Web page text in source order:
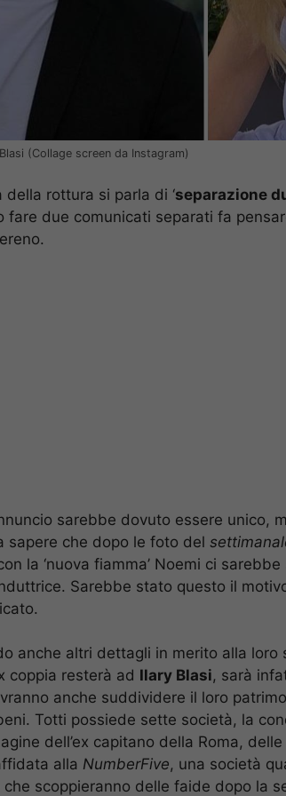
(Collage screen da Instagram)
della rottura si parla di ‘separazione
fare due comunicati separati fa
sarebbe dovuto essere unico,
sapere che dopo le foto del
la ‘nuova fiamma’ Noemi ci sarebbe
Sarebbe stato questo il
anche altri dettagli in merito alla loro
coppia resterà ad Ilary Blasi, sarà
anche suddividere il loro
Totti possiede sette società, la
dell’ex capitano della Roma,
alla NumberFive, una società
che scoppieranno delle faide dopo la